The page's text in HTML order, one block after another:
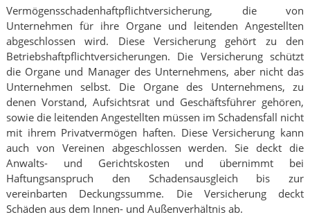
Vermögensschadenhaftpflichtversicherung, die von
Unternehmen für ihre Organe und leitenden Angestellten
abgeschlossen wird. Diese Versicherung gehört zu den
Betriebshaftpflichtversicherungen. Die Versicherung schützt
die Organe und Manager des Unternehmens, aber nicht das
Unternehmen selbst. Die Organe des Unternehmens, zu
denen Vorstand, Aufsichtsrat und Geschäftsführer gehören,
sowie die leitenden Angestellten müssen im Schadensfall nicht
mit ihrem Privatvermögen haften. Diese Versicherung kann
auch von Vereinen abgeschlossen werden. Sie deckt die
Anwalts- und Gerichtskosten und übernimmt bei
Haftungsanspruch den Schadensausgleich bis zur
vereinbarten Deckungssumme. Die Versicherung deckt
Schäden aus dem Innen- und Außenverhältnis ab.